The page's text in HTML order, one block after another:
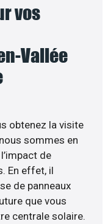
vos
Vallée
obtenez la visite
sommes en
de
En effet, il
de panneaux
que vous
centrale solaire.